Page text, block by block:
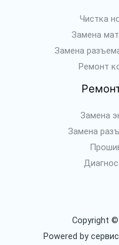
Чистка
Замена
Замена
Ремонт
Замена
Замена
Copyright
Powered by